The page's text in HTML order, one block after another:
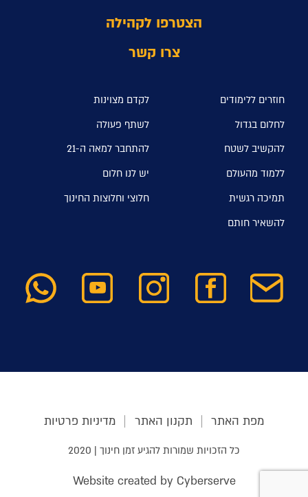
הצטרפו לקהילה
צרו קשר
חוזרים ללימודים
לקדם מצוינות
לחלום בגדול
לשתף פעולה
להקשיב לשטח
להתחבר למאה ה-21
ללמוד מהעולם
יש לנו חלום
תמיכה רגשית
חלוצי וחלוצות החינוך
להשאיר חותם
מפת האתר תקנון האתר מדיניות פרטיות
כל הזכויות שמורות להגיע זמן חינוך | 2020
Website created by Cyberserve